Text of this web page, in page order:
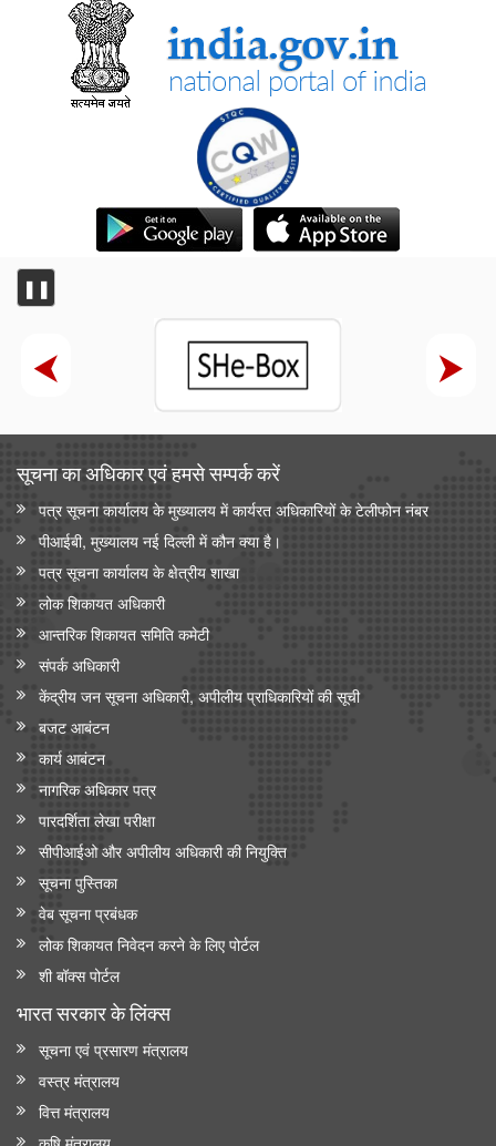
❚❚
सूचना का अधिकार एवं हमसे सम्‍पर्क करें
पत्र सूचना कार्यालय के मुख्यालय में कार्यरत अधिकारियों के टेलीफोन नंबर
पीआईबी, मुख्यालय नई दिल्ली में कौन क्या है।
पत्र सूचना कार्यालय के क्षेत्रीय शाखा
लोक शिकायत अधिकारी
आन्‍तरिक शिकायत समिति कमेटी
संपर्क अधिकारी
केंद्रीय जन सूचना अधिकारी, अपीलीय प्राधिकारियों की सूची
बजट आबंटन
कार्य आबंटन
नागरिक अधिकार पत्र
पारदर्शिता लेखा परीक्षा
सीपीआईओ और अपी‍लीय अधिकारी की नियुक्ति
सूचना पुस्तिका
वेब सूचना प्रबंधक
लोक शिकायत निवेदन करने के लिए पोर्टल
शी बॉक्स पोर्टल
भारत सरकार के लिंक्‍स
सूचना एवं प्रसारण मंत्रालय
वस्त्र मंत्रालय
वित्त मंत्रालय